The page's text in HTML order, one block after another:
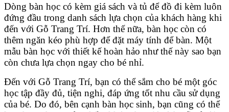
Dòng bàn học có kèm giá sách và tủ để đồ đi kèm luôn
đứng đầu trong danh sách lựa chọn của khách hàng khi
đến với Gỗ Trang Trí. Hơn thế nữa, bàn học còn có
thêm ngăn kéo phù hợp để đặt máy tính để bàn. Một
mẫu bàn học với thiết kế hoàn hảo như thế này sao bạn
còn chưa lựa chọn ngay cho bé nhỉ.
Đến với Gỗ Trang Trí, bạn có thể sắm cho bé một góc
học tập đầy đủ, tiện nghi, đáp ứng tốt nhu cầu sử dụng
của bé. Do đó, bên cạnh bàn học sinh, bạn cũng có thể